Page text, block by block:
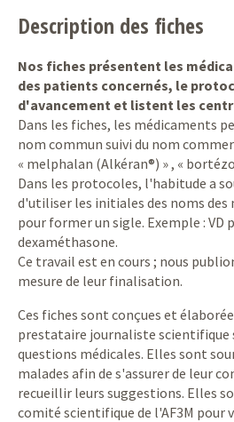
Description des fiches
Nos fiches présentent les
des patients concernés, le
d'avancement et listent les
Dans les fiches, les médicaments
nom commun suivi du nom
« melphalan (Alkéran®) » , «
Dans les protocoles, l'habitude a
d'utiliser les initiales des noms des
pour former un sigle. Exemple : VD
dexaméthasone.
Ce travail est en cours ; nous
mesure de leur finalisation.
Ces fiches sont conçues et
prestataire journaliste scientifique
questions médicales. Elles sont
malades afin de s'assurer de leur
recueillir leurs suggestions. Elles
comité scientifique de l'AF3M pour